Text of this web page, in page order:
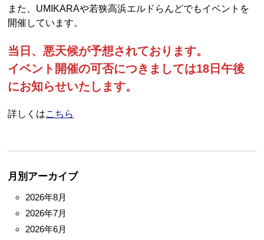
また、UMIKARAや若狭高浜エルドらんどでもイベントを
開催しています。
当日、悪天候が予想されております。
イベント開催の可否につきましては18日午後
にお知らせいたします。
詳しくはこちら
月別アーカイブ
2026年8月
2026年7月
2026年6月